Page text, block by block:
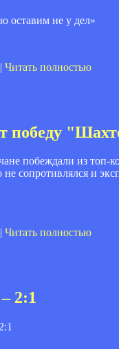
| Читать полностью
победу
побеждали из топ-
не сопротивлялся и
| Читать полностью
2:1